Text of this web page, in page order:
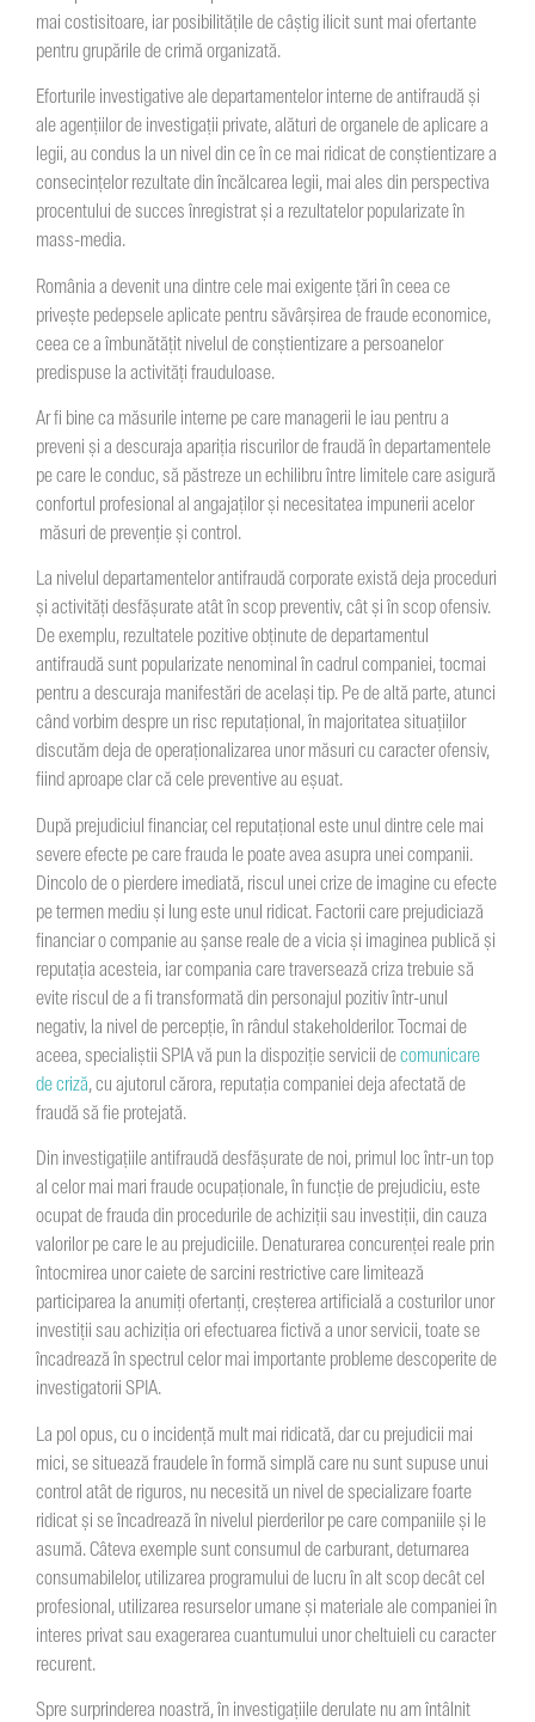
mai costisitoare, iar posibilitățile de câștig ilicit sunt mai ofertante
pentru grupările de crimă organizată.
Eforturile investigative ale departamentelor interne de antifraudă și
ale agențiilor de investigații private, alături de organele de aplicare a
legii, au condus la un nivel din ce în ce mai ridicat de conștientizare a
consecințelor rezultate din încălcarea legii, mai ales din perspectiva
procentului de succes înregistrat și a rezultatelor popularizate în
mass-media.
România a devenit una dintre cele mai exigente țări în ceea ce
privește pedepsele aplicate pentru săvârșirea de fraude economice,
ceea ce a îmbunătățit nivelul de conștientizare a persoanelor
predispuse la activități frauduloase.
Ar fi bine ca măsurile interne pe care managerii le iau pentru a
preveni și a descuraja apariția riscurilor de fraudă în departamentele
pe care le conduc, să păstreze un echilibru între limitele care asigură
confortul profesional al angajaților și necesitatea impunerii acelor
măsuri de prevenție și control.
La nivelul departamentelor antifraudă corporate există deja proceduri
și activități desfășurate atât în scop preventiv, cât și în scop ofensiv.
De exemplu, rezultatele pozitive obținute de departamentul
antifraudă sunt popularizate nenominal în cadrul companiei, tocmai
pentru a descuraja manifestări de același tip. Pe de altă parte, atunci
când vorbim despre un risc reputațional, în majoritatea situațiilor
discutăm deja de operaționalizarea unor măsuri cu caracter ofensiv,
fiind aproape clar că cele preventive au eșuat.
După prejudiciul financiar, cel reputațional este unul dintre cele mai
severe efecte pe care frauda le poate avea asupra unei companii.
Dincolo de o pierdere imediată, riscul unei crize de imagine cu efecte
pe termen mediu și lung este unul ridicat. Factorii care prejudiciază
financiar o companie au șanse reale de a vicia și imaginea publică și
reputația acesteia, iar compania care traversează criza trebuie să
evite riscul de a fi transformată din personajul pozitiv într-unul
negativ, la nivel de percepţie, în rândul stakeholderilor. Tocmai de
aceea, specialiștii SPIA vă pun la dispoziție servicii decomunicare
de criză, cu ajutorul cărora, reputația companiei deja afectată de
fraudă să fie protejată.
Din investigaţiile antifraudă desfășurate de noi, primul loc într-un top
al celor mai mari fraude ocupaționale, în funcție de prejudiciu, este
ocupat de frauda din procedurile de achiziții sau investiții, din cauza
valorilor pe care le au prejudiciile. Denaturarea concurenței reale prin
întocmirea unor caiete de sarcini restrictive care limitează
participarea la anumiți ofertanți, creșterea artificială a costurilor unor
investiții sau achiziția ori efectuarea fictivă a unor servicii, toate se
încadrează în spectrul celor mai importante probleme descoperite de
investigatorii SPIA.
La pol opus, cu o incidență mult mai ridicată, dar cu prejudicii mai
mici, se situează fraudele în formă simplă care nu sunt supuse unui
control atât de riguros, nu necesită un nivel de specializare foarte
ridicat și se încadrează în nivelul pierderilor pe care companiile și le
asumă. Câteva exemple sunt consumul de carburant, deturnarea
consumabilelor, utilizarea programului de lucru în alt scop decât cel
profesional, utilizarea resurselor umane și materiale ale companiei în
interes privat sau exagerarea cuantumului unor cheltuieli cu caracter
recurent.
Spre surprinderea noastră, în investigațiile derulate nu am întâlnit